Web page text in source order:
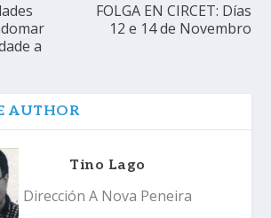
a
FOLGA EN CIRCET: Días
12 e 14 de Novembro
AUTHOR
Tino Lago
Dirección A Nova Peneira